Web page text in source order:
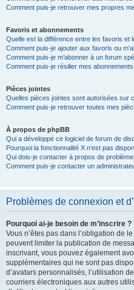
Comment puis-je retrouver mes propres
Favoris et abonnements
Quelle est la différence entre les favoris et
Comment puis-je ajouter aux favoris ou
Comment puis-je m’abonner à un forum
Comment puis-je résilier mes
Pièces jointes
Quelles pièces jointes sont autorisées sur
Comment puis-je retrouver toutes mes
À propos de phpBB
Qui a développé ce logiciel de forum de
Pourquoi la fonctionnalité X n’est pas
Qui dois-je contacter à propos de
Comment puis-je contacter un
Problèmes de connexion et
Pourquoi ai-je besoin de m’inscrire ?
Vous n’êtes pas dans l’obligation de
peuvent limiter la publication de
inscrivant, vous pouvez également
supplémentaires qui ne sont pas
d’avatars personnalisés, l’utilisation
courriers électroniques aux autres